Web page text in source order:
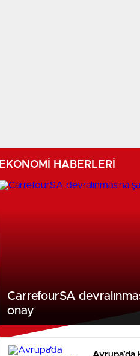
EKONOMİ HABERLERİ
CarrefourSA
onay